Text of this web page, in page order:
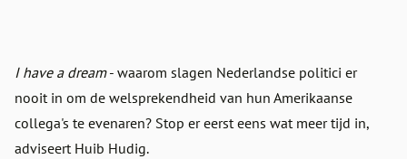
I have a dream- waarom slagen Nederlandse politici er
nooit in om de welsprekendheid van hun Amerikaanse
collega's te evenaren? Stop er eerst eens wat meer tijd in,
adviseert Huib Hudig.